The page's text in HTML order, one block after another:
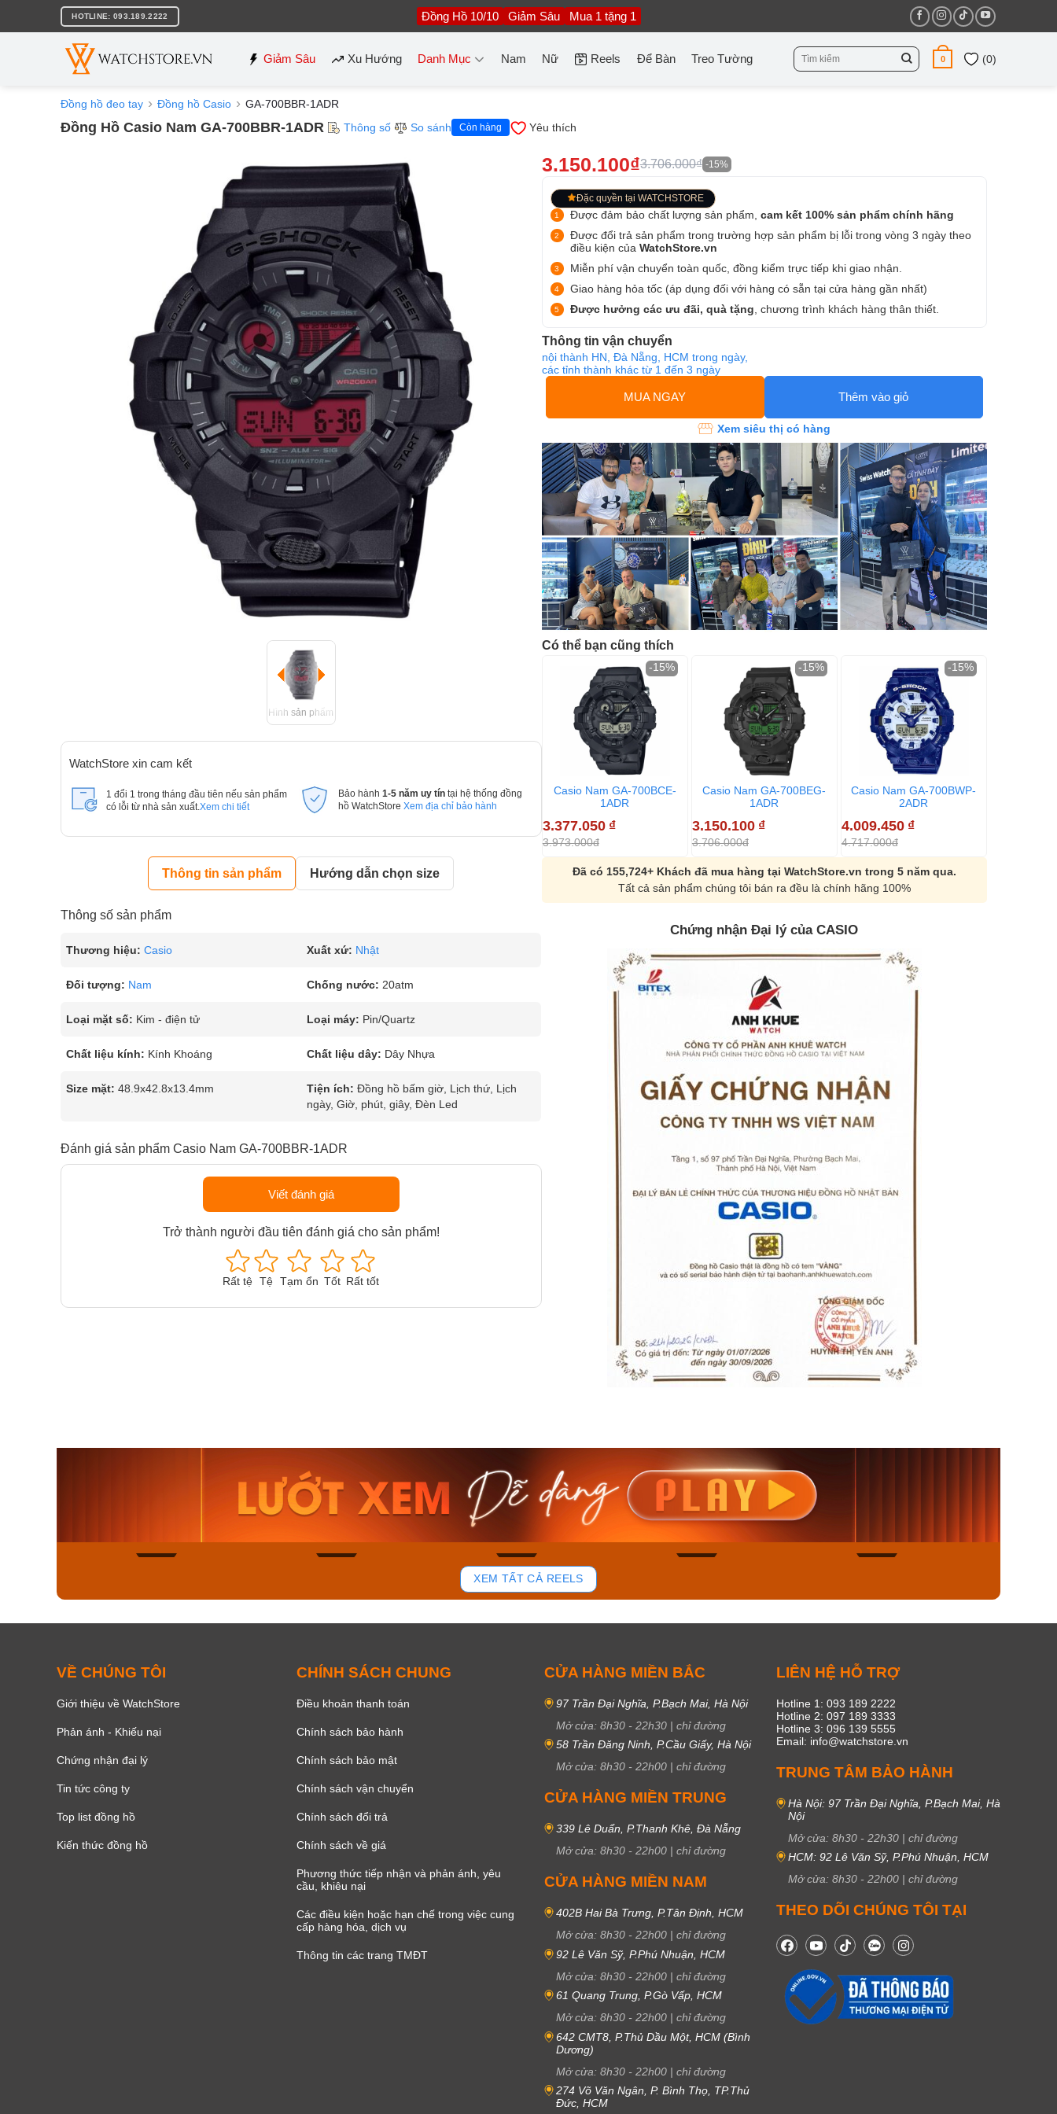
nội
HOTLINE: 093.189.2222 Đồng Hồ 10/10 Giảm Sâu Mua 1 tặng 1
Giảm Sâu Xu Hướng Danh Mục Nam Nữ Reels Để Bàn Treo Tường
Tìm
kiếm:
0 (0)
Đồng hồ đeo tay Đồng hồ Casio GA-700BBR-1ADR
Đồng Hồ Casio Nam GA-700BBR-1ADR Thông số So sánh Còn hàng Yêu thích
Hình sản phẩm
WatchStore xin cam kết
1 đổi 1 trong tháng đầu tiên nếu sản phẩm
có lỗi từ nhà sản xuất. Xem chi tiết
Bảo hành 1-5 năm uy tín tại hệ thống đồng
hồ WatchStore Xem địa chỉ bảo hành
Thông tin sản phẩm Hướng dẫn chọn size
Thông số sản phẩm
Thương hiệu: Casio Xuất xứ: Nhật
Đối tượng: Nam Chống nước: 20atm
Loại mặt số: Kim - điện tử Loại máy: Pin/Quartz
Chất liệu kính: Kính Khoáng Chất liệu dây: Dây Nhựa
Size mặt: 48.9x42.8x13.4mm Tiện ích: Đồng hồ bấm giờ, Lịch thứ, Lịch
ngày, Giờ, phút, giây, Đèn Led
Đánh giá sản phẩm Casio Nam GA-700BBR-1ADR
Viết đánh giá
Trở thành người đầu tiên đánh giá cho sản phẩm!
Rất tệ Tệ Tạm ổn Tốt Rất tốt
3.150.100₫3.706.000₫ -15%
Đặc quyền tại WATCHSTORE
Được đảm bảo chất lượng sản phẩm, cam kết 100% sản phẩm chính hãng
Được đổi trả sản phẩm trong trường hợp sản phẩm bị lỗi trong vòng 3 ngày theo
điều kiện của WatchStore.vn
Miễn phí vận chuyển toàn quốc, đồng kiểm trực tiếp khi giao nhận.
Giao hàng hỏa tốc (áp dụng đối với hàng có sẵn tại cửa hàng gần nhất)
Được hưởng các ưu đãi, quà tặng , chương trình khách hàng thân thiết.
Thông tin vận chuyển
nội thành HN, Đà Nẵng, HCM trong ngày,
các tỉnh thành khác từ 1 đến 3 ngày
MUA NGAY Thêm vào giỏ
Xem siêu thị có hàng
Có thể bạn cũng thích
Casio Nam GA-700BCE-
1ADR
3.377.050 ₫
3.973.000đ
-15%
Casio Nam GA-700BEG-
1ADR
3.150.100 ₫
3.706.000đ
-15%
Casio Nam GA-700BWP-
2ADR
4.009.450 ₫
4.717.000đ
-15%
Đã có 155,724+ Khách đã mua hàng tại WatchStore.vn trong 5 năm qua.
Tất cả sản phẩm chúng tôi bán ra đều là chính hãng 100%
Chứng nhận Đại lý của CASIO
Casio Nam MTS-
115D-1AVDF
2.823.000₫
2.399.550₫
Mua ngay
37
Casio Nam MTS-
RS100L-1AVDF
4.276.000₫
3.634.600₫
Casio Unisex AQ-
230EL-1ADF
2.117.000₫
1.799.450₫
Mua ngay
XEM TẤT CẢ REELS
VỀ CHÚNG TÔI
Giới thiệu về WatchStore
Phản ánh - Khiếu nại
Chứng nhận đại lý
Tin tức công ty
Top list đồng hồ
Kiến thức đồng hồ
CHÍNH SÁCH CHUNG
Điều khoản thanh toán
Chính sách bảo hành
Chính sách bảo mật
Chính sách vận chuyển
Chính sách đổi trả
Chính sách về giá
Phương thức tiếp nhận và phản ánh, yêu
cầu, khiêu nại
Các điều kiện hoặc hạn chế trong việc cung
cấp hàng hóa, dịch vụ
Thông tin các trang TMĐT
CỬA HÀNG MIỀN BẮC
97 Trần Đại Nghĩa, P.Bạch Mai, Hà Nội
Mở cửa: 8h30 - 22h30 | chỉ đường
58 Trần Đăng Ninh, P.Cầu Giấy, Hà Nội
Mở cửa: 8h30 - 22h00 | chỉ đường
CỬA HÀNG MIỀN TRUNG
339 Lê Duẩn, P.Thanh Khê, Đà Nẵng
Mở cửa: 8h30 - 22h00 | chỉ đường
CỬA HÀNG MIỀN NAM
402B Hai Bà Trưng, P.Tân Định, HCM
Mở cửa: 8h30 - 22h00 | chỉ đường
92 Lê Văn Sỹ, P.Phú Nhuận, HCM
Mở cửa: 8h30 - 22h00 | chỉ đường
61 Quang Trung, P.Gò Vấp, HCM
Mở cửa: 8h30 - 22h00 | chỉ đường
642 CMT8, P.Thủ Dầu Một, HCM (Bình
Dương)
Mở cửa: 8h30 - 22h00 | chỉ đường
274 Võ Văn Ngân, P. Bình Thọ, TP.Thủ
Đức, HCM
LIÊN HỆ HỖ TRỢ
Hotline 1: 093 189 2222
Hotline 2: 097 189 3333
Hotline 3: 096 139 5555
Email: info@watchstore.vn
TRUNG TÂM BẢO HÀNH
Hà Nội: 97 Trần Đại Nghĩa, P.Bạch Mai, Hà
Nội
Mở cửa: 8h30 - 22h30 | chỉ đường
HCM: 92 Lê Văn Sỹ, P.Phú Nhuận, HCM
Mở cửa: 8h30 - 22h00 | chỉ đường
THEO DÕI CHÚNG TÔI TẠI